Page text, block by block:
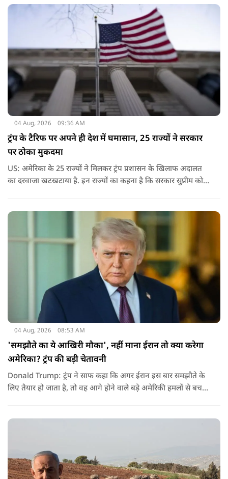
04 Aug, 2026 09:36 AM
ट्रंप के टैरिफ पर अपने ही देश में घमासान, 25 राज्यों ने सरकार
पर ठोका मुकदमा
US: अमेरिका के 25 राज्यों ने मिलकर ट्रंप प्रशासन के खिलाफ अदालत
का दरवाजा खटखटाया है. इन राज्यों का कहना है कि सरकार सुप्रीम कोर्ट
04 Aug, 2026 08:53 AM
'समझौते का ये आखिरी मौका', नहीं माना ईरान तो क्या करेगा
अमेरिका? ट्रंप की बड़ी चेतावनी
Donald Trump: ट्रंप ने साफ कहा कि अगर ईरान इस बार समझौते के
लिए तैयार हो जाता है, तो वह आगे होने वाले बड़े अमेरिकी हमलों से बच